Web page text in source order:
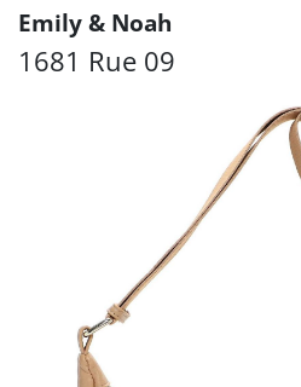
Emily & Noah
1681 Rue 09